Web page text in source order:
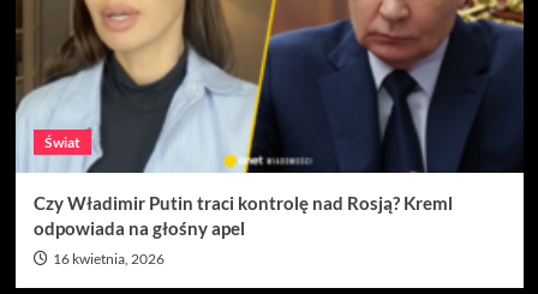
Świat
Czy Władimir Putin traci kontrolę nad Rosją? Kreml
odpowiada na głośny apel
16 kwietnia, 2026